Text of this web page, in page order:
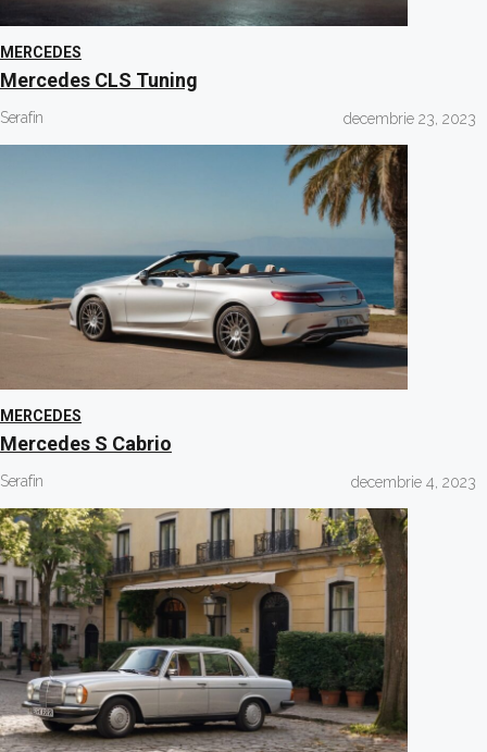
MERCEDES
Mercedes CLS Tuning
Serafin decembrie 23, 2023
MERCEDES
Mercedes S Cabrio
Serafin decembrie 4, 2023